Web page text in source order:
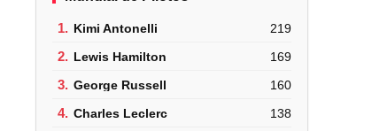
1. Kimi Antonelli 219
2. Lewis Hamilton 169
3. George Russell 160
4. Charles Leclerc 138